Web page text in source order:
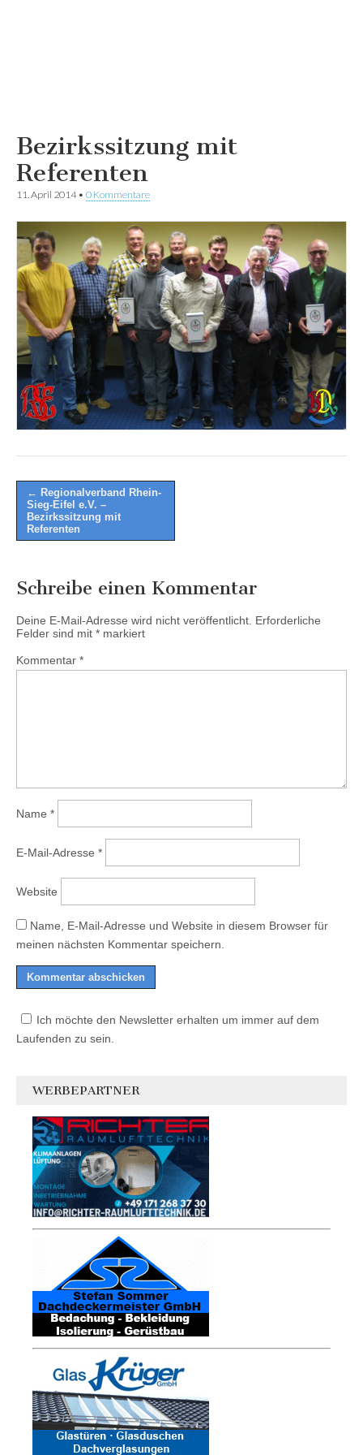
Bezirkssitzung mit
Referenten
11. April 2014• 0 Kommentare
Post
navigation
← Regionalverband Rhein-
Sieg-Eifel e.V. –
Bezirkssitzung mit
Referenten
Schreibe einen Kommentar
Deine E-Mail-Adresse wird nicht veröffentlicht. Erforderliche
Felder sind mit * markiert
Kommentar *
Name *
E-Mail-Adresse *
Website
Name, E-Mail-Adresse und Website in diesem Browser für
meinen nächsten Kommentar speichern.
Ich möchte den Newsletter erhalten um immer auf dem
Laufenden zu sein.
WERBEPARTNER